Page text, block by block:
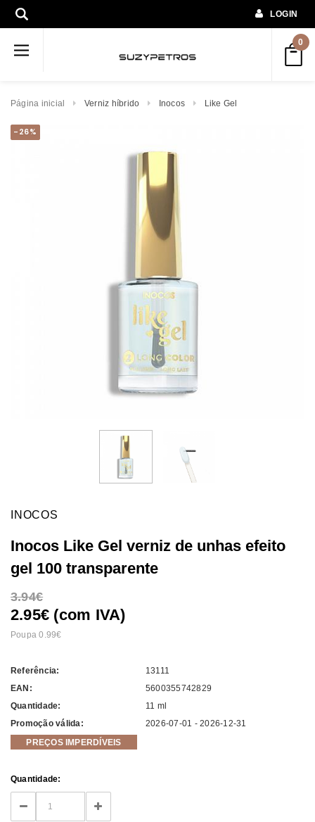
LOGIN
0
Página inicial Verniz híbrido Inocos Like Gel
-26%
INOCOS
Inocos Like Gel verniz de unhas efeito
gel 100 transparente
3.94
2.95€ (com IVA)
Poupa 0.99
Referência:
13111
EAN:
5600355742829
Quantidade:
11 ml
Promoção válida:
2026-07-01 - 2026-12-31
PREÇOS IMPERDÍVEIS
Current
Stock:
Quantidade:
DECREASE
QUANTITY:
INCREASE
QUANTITY: